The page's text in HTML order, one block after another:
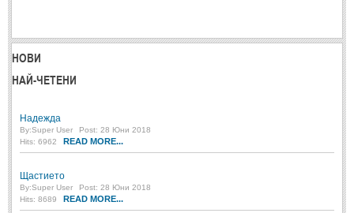
НОВИ
НАЙ-ЧЕТЕНИ
Надежда
By:Super User
Post: 28 Юни 2018
Hits: 6962
READ MORE...
Щастието
By:Super User
Post: 28 Юни 2018
Hits: 8689
READ MORE...